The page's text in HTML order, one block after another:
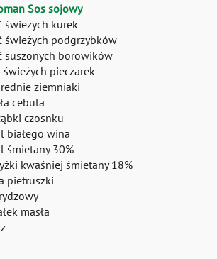
Sos sojowy
świeżych kurek
świeżych podgrzybków
suszonych borowików
pieczarek
ziemniaki
cebula
czosnku
białego wina
śmietany 30%
kwaśniej śmietany 18%
pietruszki
masła